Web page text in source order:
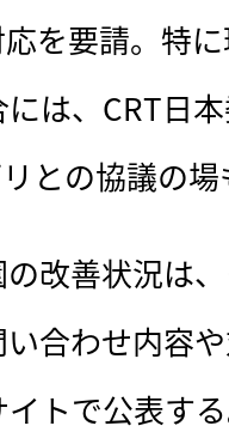
を要請。特
は、CRT日
との協議の
改善状況は
合わせ内容
トで公表す